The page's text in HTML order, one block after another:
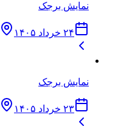
نمایش برجک
۲۴ خرداد ۱۴۰۵
نمایش برجک
۲۳ خرداد ۱۴۰۵